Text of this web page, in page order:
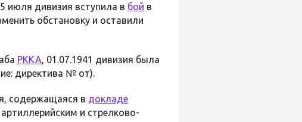
июля дивизия вступила в бой в
обстановку и оставили
РККА, 01.07.1941 дивизия была
директива № от).
содержащаяся в докладе
и стрелково-